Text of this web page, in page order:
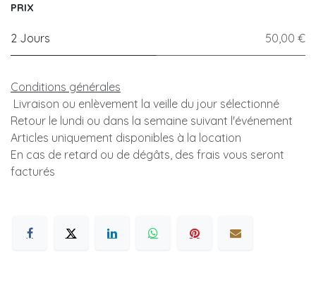
PRIX
2 Jours 50,00 €
Conditions générales
Livraison ou enlèvement la veille du jour sélectionné
Retour le lundi ou dans la semaine suivant l'événement
Articles uniquement disponibles à la location
En cas de retard ou de dégâts, des frais vous seront
facturés